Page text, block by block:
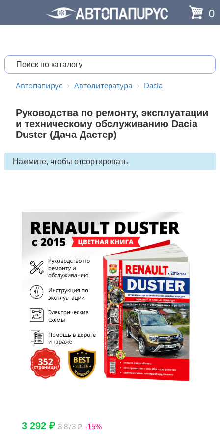
0
Автопапирус Автолитература Dacia
Руководства по ремонту, эксплуатации
и техническому обслуживанию Dacia
Duster (Дача Дастер)
3 292 ₽ 3 873 ₽ -15%